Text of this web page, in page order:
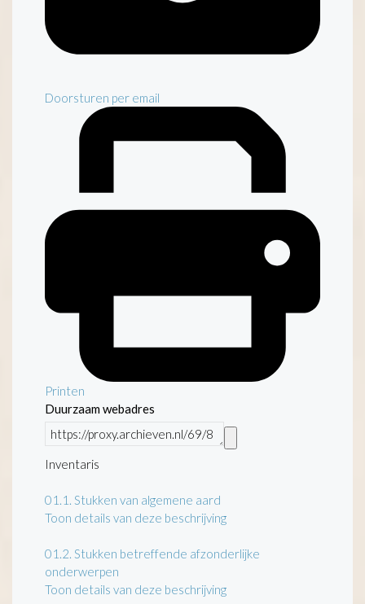
Doorsturen per email
Printen
Duurzaam webadres
Inventaris
01.1. Stukken van algemene aard
Toon details van deze beschrijving
01.2. Stukken betreffende afzonderlijke
onderwerpen
Toon details van deze beschrijving